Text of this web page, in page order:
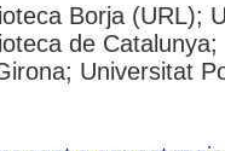
Borja (URL);
de
Universitat